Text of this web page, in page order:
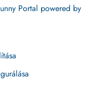
Portal powered by